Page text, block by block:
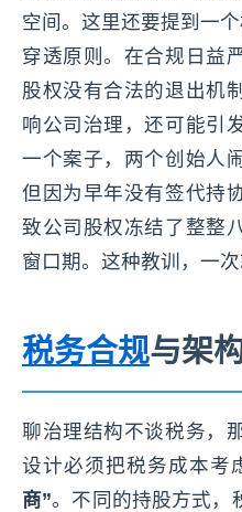
空间。这里还要提到一
穿透原则。在合规日益
股权没有合法的退出机
响公司治理，还可能引
一个案子，两个创始人
但因为早年没有签代持
致公司股权冻结了整整
窗口期。这种教训，一
税务合规与架
聊治理结构不谈税务，
设计必须把税务成本考
商”。不同的持股方式，